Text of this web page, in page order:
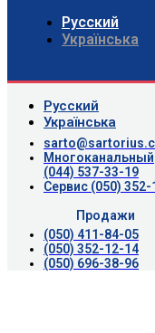
Русский
Українська
Русский
Українська
Многоканальный
(044) 537-33-19
Сервис (050)
Продажи
(050) 411-84-05
(050) 352-12-14
(050) 696-38-96